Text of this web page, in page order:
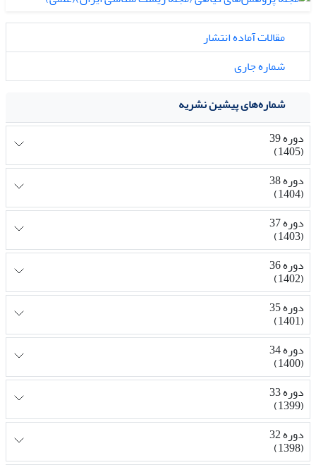
مقالات آماده انتشار
شماره جاری
شماره‌های پیشین نشریه
دوره 39
(1405)
دوره 38
(1404)
دوره 37
(1403)
دوره 36
(1402)
دوره 35
(1401)
دوره 34
(1400)
دوره 33
(1399)
دوره 32
(1398)